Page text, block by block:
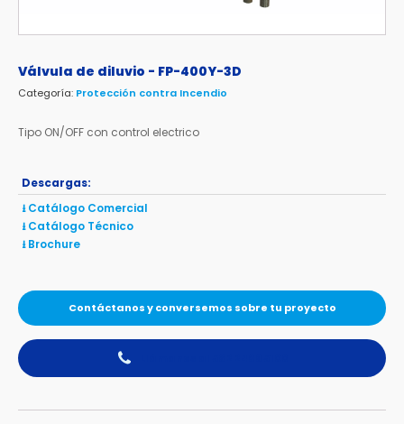
Válvula de diluvio - FP-400Y-3D
Categoría: Protección contra Incendio
Tipo ON/OFF con control electrico
Descargas:
⭳ Catálogo Comercial
⭳ Catálogo Técnico
⭳ Brochure
Contáctanos y conversemos sobre tu proyecto